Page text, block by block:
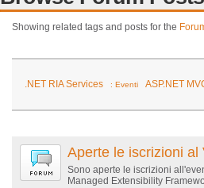
Showing related tags and posts for the
.NET RIA Services : Eventi ASP.NET
Aperte le iscrizioni al
Sono aperte le iscrizioni
Managed Extensibility